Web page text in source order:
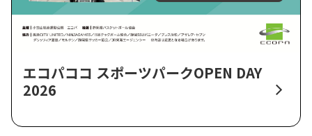
エコパココ スポーツパークOPEN DAY
2026